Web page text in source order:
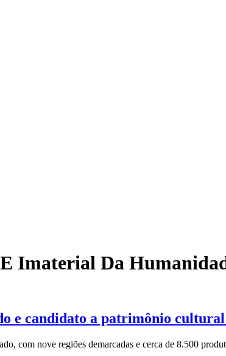
Imaterial Da
e candidato a patrimônio
com nove regiões demarcadas e cerca de 8.500